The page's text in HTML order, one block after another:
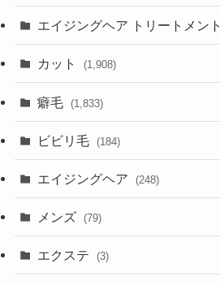
エイジングヘア トリートメント
カット (1,908)
癖毛 (1,833)
ビビリ毛 (184)
エイジングヘア (248)
メンズ (79)
エクステ (3)